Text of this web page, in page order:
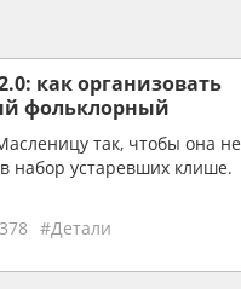
как организовать
фольклорный
гендерныхтак, чтобы она не
набор устаревших клише.
378 #Детали